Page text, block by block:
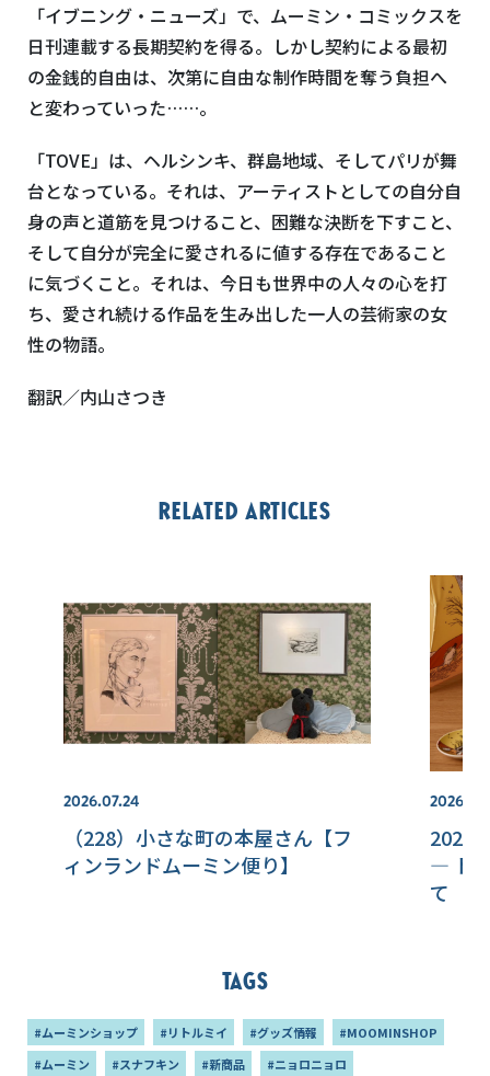
「イブニング・ニューズ」で、ムーミン・コミックスを
日刊連載する長期契約を得る。しかし契約による最初
の金銭的自由は、次第に自由な制作時間を奪う負担へ
と変わっていった……。
「TOVE」は、ヘルシンキ、群島地域、そしてパリが舞
台となっている。それは、アーティストとしての自分自
身の声と道筋を見つけること、困難な決断を下すこと、
そして自分が完全に愛されるに値する存在であること
に気づくこと。それは、今日も世界中の人々の心を打
ち、愛され続ける作品を生み出した一人の芸術家の女
性の物語。
翻訳／内山さつき
Related articles
2026.07.24
（228）小さな町の本屋さん【フ
ィンランドムーミン便り】
2026
― ト
て【
Tags
#ムーミンショップ #リトルミイ #グッズ情報
#MOOMINSHOP
#ムーミン
#スナフキン #新商品
#ニョロニョロ